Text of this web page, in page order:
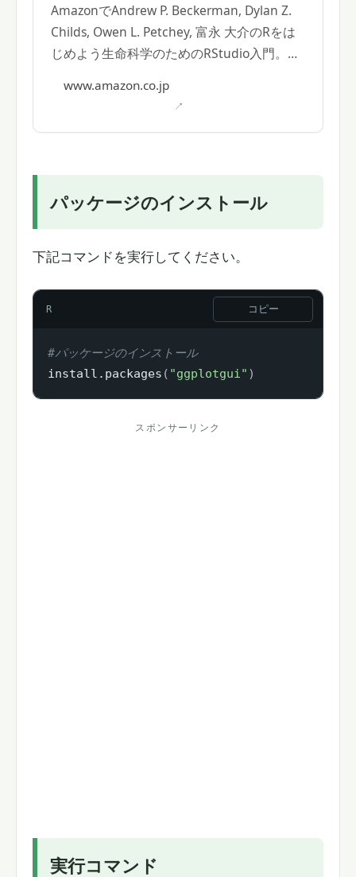
AmazonでAndrew P. Beckerman, Dylan Z.
Childs, Owen L. Petchey, 富永 大介のRをは
じめよう生命科学のためのRStudio入門。ア
www.amazon.co.jp
パッケージのインストール
下記コマンドを実行してください。
R コピー
#パッケージのインストール
install.packages ( "ggplotgui" )
スポンサーリンク
実行コマンド